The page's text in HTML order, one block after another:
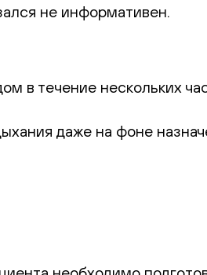
не информативен.
в течение нескольких
даже на фоне